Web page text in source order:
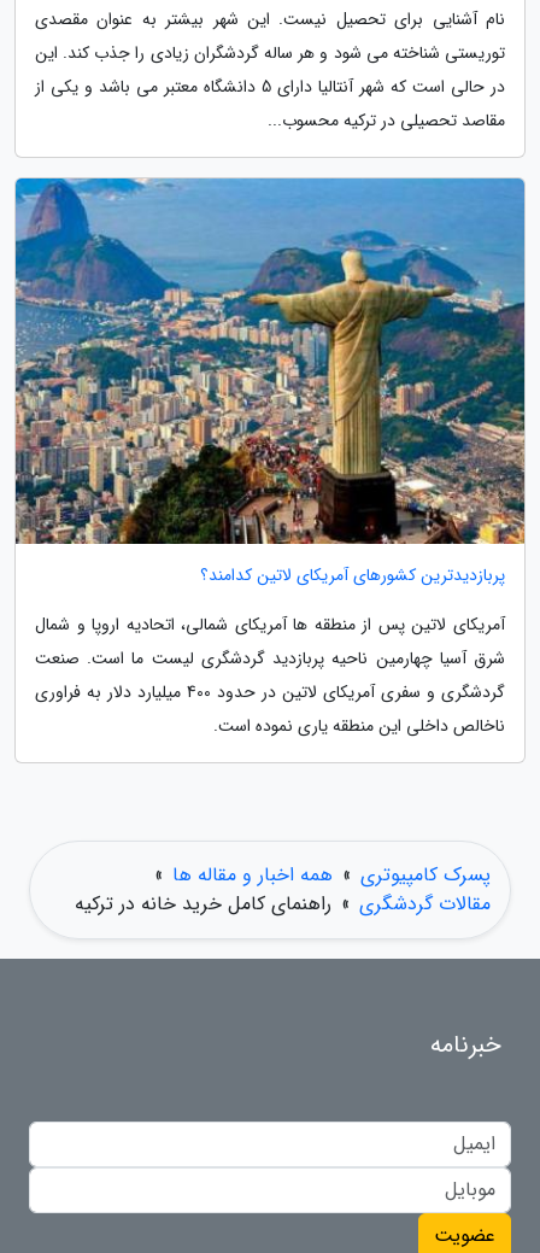
نام آشنایی برای تحصیل نیست. این شهر بیشتر به عنوان مقصدی
توریستی شناخته می شود و هر ساله گردشگران زیادی را جذب کند. این
در حالی است که شهر آنتالیا دارای 5 دانشگاه معتبر می باشد و یکی از
مقاصد تحصیلی در ترکیه محسوب...
پربازدیدترین کشورهای آمریکای لاتین کدامند؟
آمریکای لاتین پس از منطقه ها آمریکای شمالی، اتحادیه اروپا و شمال
شرق آسیا چهارمین ناحیه پربازدید گردشگری لیست ما است. صنعت
گردشگری و سفری آمریکای لاتین در حدود 400 میلیارد دلار به فراوری
ناخالص داخلی این منطقه یاری نموده است.
پسرک کامپیوتری » همه اخبار و مقاله ها »
مقالات گردشگری » راهنمای کامل خرید خانه در ترکیه
خبرنامه
عضویت